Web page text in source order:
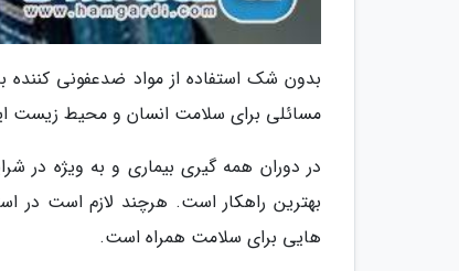
بدون شک استفاده از مواد ضدعفونی
مسائلی برای سلامت انسان و محیط زیست
در دوران همه گیری بیماری و به ویژه در
بهترین راهکار است. هرچند لازم است در
هایی برای سلامت همراه است.